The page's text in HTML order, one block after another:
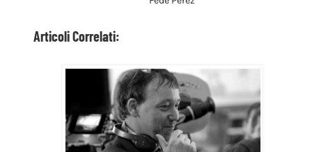
Articoli Correlati: